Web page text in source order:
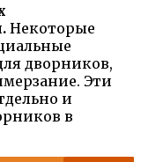
Некоторые
дворников,
Эти
и
в